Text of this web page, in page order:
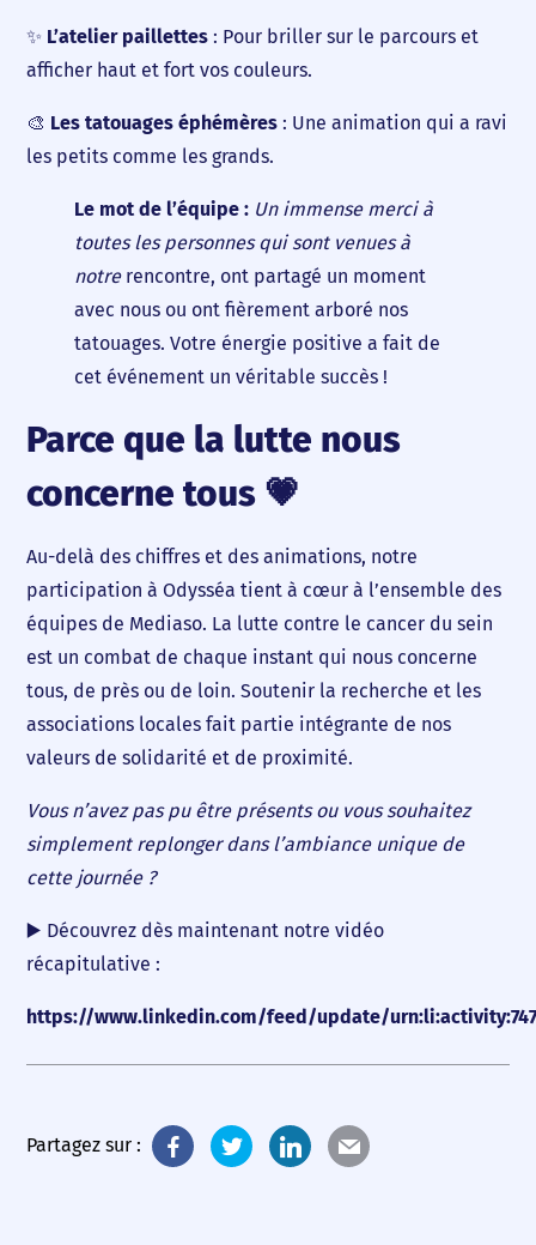
✨ L’atelier paillettes : Pour briller sur le parcours et
afficher haut et fort vos couleurs.
🎨 Les tatouages éphémères : Une animation qui a ravi
les petits comme les grands.
Le mot de l’équipe : Un immense merci à
toutes les personnes qui sont venues à
notrerencontre, ont partagé un moment
avec nous ou ont fièrement arboré nos
tatouages. Votre énergie positive a fait de
cet événement un véritable succès !
Parce que la lutte nous
concerne tous 💗
Au-delà des chiffres et des animations, notre
participation à Odysséa tient à cœur à l’ensemble des
équipes de Mediaso. La lutte contre le cancer du sein
est un combat de chaque instant qui nous concerne
tous, de près ou de loin. Soutenir la recherche et les
associations locales fait partie intégrante de nos
valeurs de solidarité et de proximité.
Vous n’avez pas pu être présents ou vous souhaitez
simplement replonger dans l’ambiance unique de
cette journée ?
▶️ Découvrez dès maintenant notre vidéo
récapitulative :
https://www.linkedin.com/feed/update/
Partagez sur :